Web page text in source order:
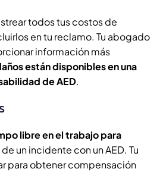
todos tus costos de
en tu reclamo. Tu abogado
información más
están disponibles en una
de AED.
libre en el trabajo para
un incidente con un AED. Tu
para obtener compensación